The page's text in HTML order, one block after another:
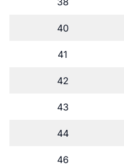
40
41
42
43
44
46